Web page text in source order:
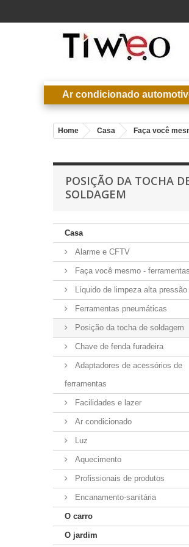
Ar condicionado
Home Casa Faça você
POSIÇÃO DA TOCHA
SOLDAGEM
Casa
Alarme e CFTV
Faça você mesmo - ferramentas
Líquido de limpeza alta pressão
Ferramentas pneumáticas
Posição da tocha de soldagem
Chave de fenda furadeira
Adaptadores de acessórios de
ferramentas
Facilidades e lazer
Ar condicionado
Luz
Aquecimento
Profissionais de produtos
Encanamento-sanitária
O carro
O jardim